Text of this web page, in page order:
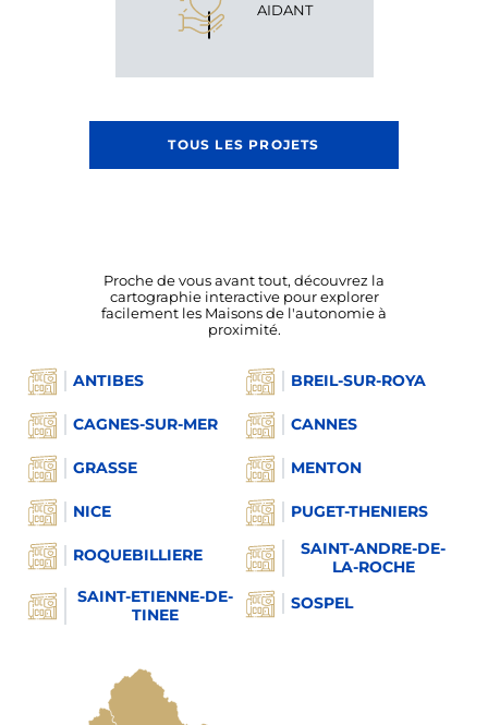
AIDANT
TOUS LES PROJETS
Proche de vous avant tout, découvrez la
cartographie interactive pour explorer
facilement les Maisons de l'autonomie à
proximité.
ANTIBES BREIL-SUR-ROYA
CAGNES-SUR-MER CANNES
GRASSE MENTON
NICE PUGET-THENIERS
ROQUEBILLIERE
SAINT-ANDRE-DE-
LA-ROCHE
SAINT-ETIENNE-DE-
TINEE
SOSPEL